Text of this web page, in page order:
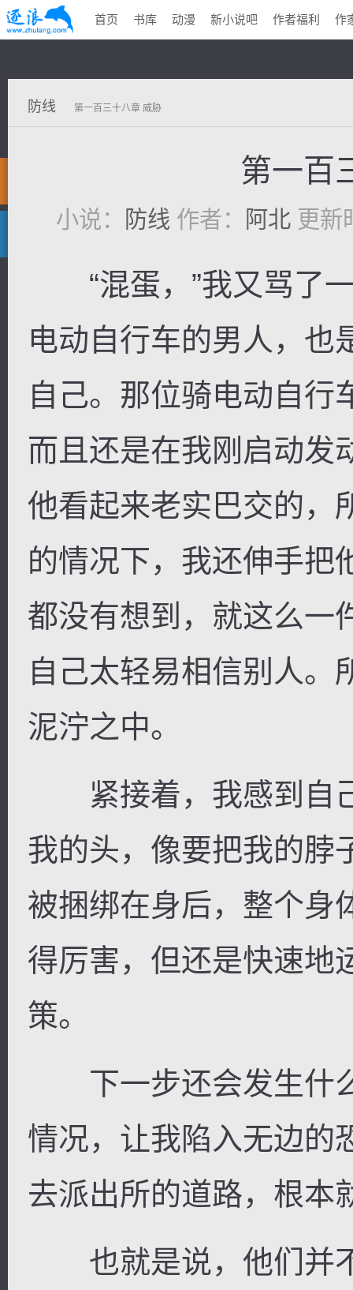
首页 书库 动漫 新小说吧 作者福利 作
防线 第一百三十八章 威胁
第一百
小说： 防线 作者： 阿北 更新
“混蛋，”我又骂了一
电动自行车的男人，也
自己。那位骑电动自行
而且还是在我刚启动发
他看起来老实巴交的，
的情况下，我还伸手把
都没有想到，就这么一
自己太轻易相信别人。
泥泞之中。
紧接着，我感到自
我的头，像要把我的脖
被捆绑在身后，整个身
得厉害，但还是快速地
策。
下一步还会发生什
情况，让我陷入无边的
去派出所的道路，根本
也就是说，他们并